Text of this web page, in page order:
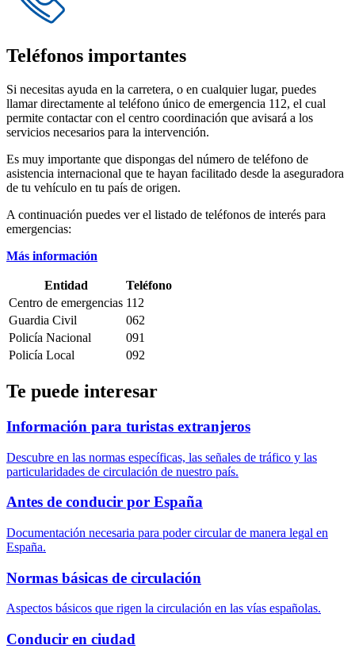
Teléfonos importantes
Si necesitas ayuda en la carretera, o en cualquier lugar, puedes
llamar directamente al teléfono único de emergencia 112, el cual
permite contactar con el centro coordinación que avisará a los
servicios necesarios para la intervención.
Es muy importante que dispongas del número de teléfono de
asistencia internacional que te hayan facilitado desde la aseguradora
de tu vehículo en tu país de origen.
A continuación puedes ver el listado de teléfonos de interés para
emergencias:
Más información
Entidad
Teléfono
Centro de emergencias 112
Guardia Civil
062
Policía Nacional
091
Policía Local
092
Te puede interesar
Información para turistas extranjeros
Descubre en las normas específicas, las señales de tráfico y las
particularidades de circulación de nuestro país.
Antes de conducir por España
Documentación necesaria para poder circular de manera legal en
España.
Normas básicas de circulación
Aspectos básicos que rigen la circulación en las vías españolas.
Conducir en ciudad